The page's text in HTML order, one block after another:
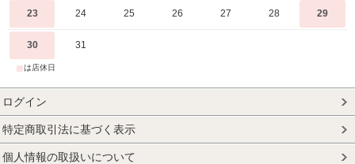
23 24 25 26 27 28 29
30 31
■は店休日
ログイン
特定商取引法に基づく表示
個人情報の取扱いについて